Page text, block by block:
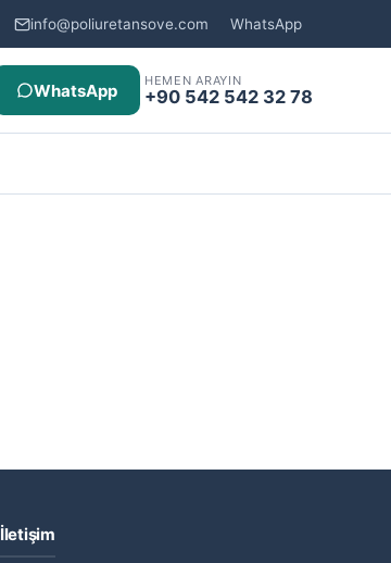
info@poliuretansove.com WhatsApp
WhatsApp HEMEN ARAYIN
+90 542 542 32 78
İletişim